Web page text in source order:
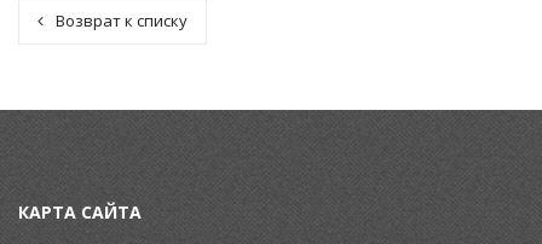
Возврат к списку
КАРТА САЙТА